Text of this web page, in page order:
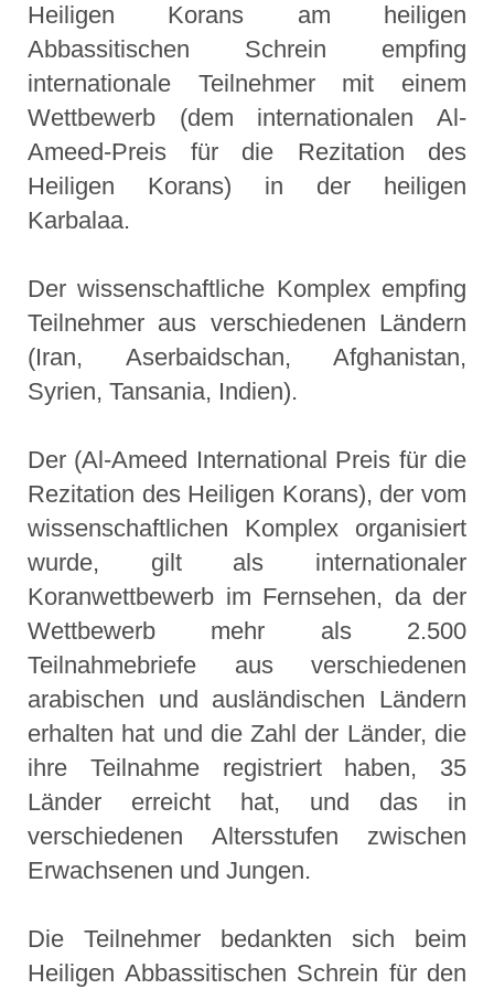
Heiligen Korans am heiligen
Abbassitischen Schrein empfing
internationale Teilnehmer mit einem
Wettbewerb (dem internationalen Al-
Ameed-Preis für die Rezitation des
Heiligen Korans) in der heiligen
Karbalaa.
Der wissenschaftliche Komplex empfing
Teilnehmer aus verschiedenen Ländern
(Iran, Aserbaidschan, Afghanistan,
Syrien, Tansania, Indien).
Der (Al-Ameed International Preis für die
Rezitation des Heiligen Korans), der vom
wissenschaftlichen Komplex organisiert
wurde, gilt als internationaler
Koranwettbewerb im Fernsehen, da der
Wettbewerb mehr als 2.500
Teilnahmebriefe aus verschiedenen
arabischen und ausländischen Ländern
erhalten hat und die Zahl der Länder, die
ihre Teilnahme registriert haben, 35
Länder erreicht hat, und das in
verschiedenen Altersstufen zwischen
Erwachsenen und Jungen.
Die Teilnehmer bedankten sich beim
Heiligen Abbassitischen Schrein für den